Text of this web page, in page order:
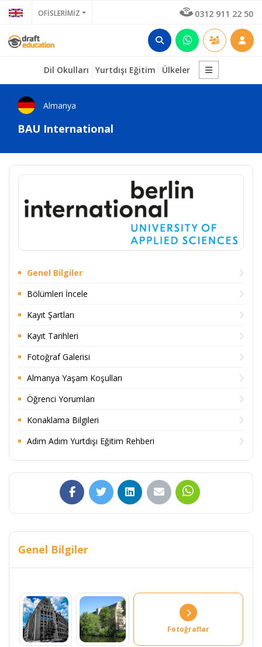
OFİSLERİMİZ 0312 911 22 50
Dil Okulları Yurtdışı Eğitim Ülkeler
Almanya
BAU International
Genel Bilgiler
Bölümleri İncele
Kayıt Şartları
Kayıt Tarihleri
Fotoğraf Galerisi
Almanya Yaşam Koşulları
Öğrenci Yorumları
Konaklama Bilgileri
Adım Adım Yurtdışı Eğitim Rehberi
Genel Bilgiler
Fotoğraflar